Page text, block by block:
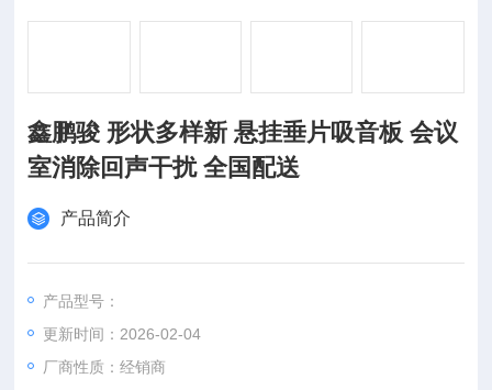
鑫鹏骏 形状多样新 悬挂垂片吸音板 会议
室消除回声干扰 全国配送
产品简介
产品型号：
更新时间：2026-02-04
厂商性质：经销商